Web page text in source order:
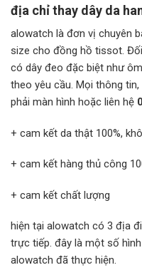
địa chỉ thay dây da
alowatch là đơn vị chuyên
size cho đồng hồ tissot.
có dây đeo đặc biệt như
theo yêu cầu. Mọi thông
phải màn hình hoặc liên hệ
+ cam kết da thật 100%,
+ cam kết hàng thủ công
+ cam kết chất lượng
hiện tại alowatch có 3 địa
trực tiếp. đây là một số
alowatch đã thực hiện.